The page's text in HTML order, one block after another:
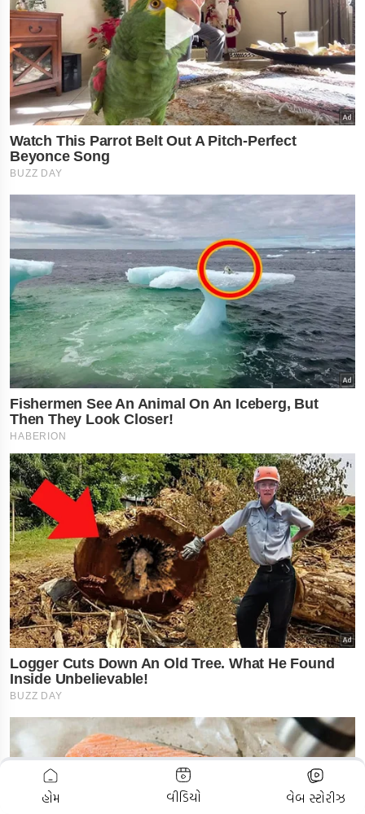
ADVERTISEMENT
હોમ વીડિયો વેબ સ્ટોરીઝ